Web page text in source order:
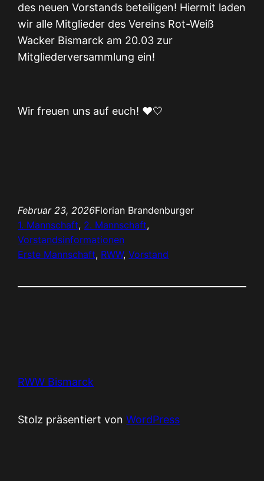
des neuen Vorstands beteiligen! Hiermit laden
wir alle Mitglieder des Vereins Rot-Weiß
Wacker Bismarck am 20.03 zur
Mitgliederversammlung ein!
Wir freuen uns auf euch! ❤️🤍
Februar 23, 2026Florian Brandenburger
1. Mannschaft, 2. Mannschaft
Vorstandsinformationen
Erste Mannschaft, RWW, Vorstand
RWW Bismarck
Stolz präsentiert vonWordPress